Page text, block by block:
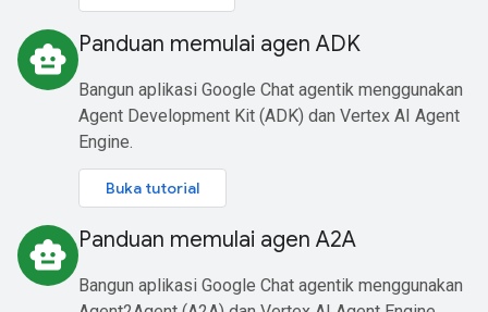
smart_toy Panduan memulai agen ADK
Bangun aplikasi Google Chat agentik menggunakan
Agent Development Kit (ADK) dan Vertex AI Agent
Engine.
Buka tutorial
smart_toy Panduan memulai agen A2A
Bangun aplikasi Google Chat agentik menggunakan